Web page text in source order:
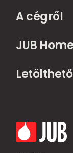
A cégről
JUB Home